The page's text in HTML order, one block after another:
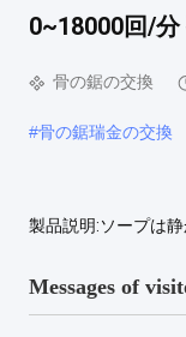
0~18000回/
骨の鋸の交換
#骨の鋸瑞金の交換
製品説明:ソープは
Messages of